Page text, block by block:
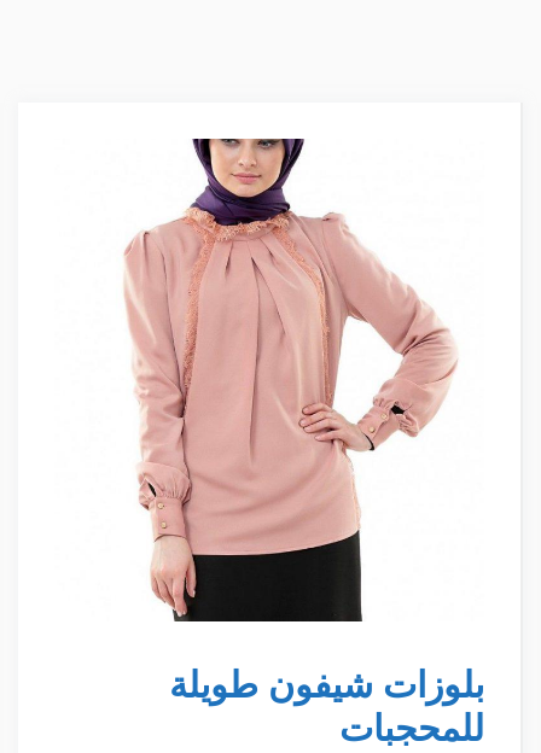
بلوزات شيفون طويلة
للمحجبات